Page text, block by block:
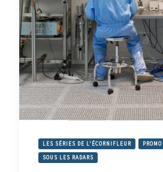
LES SÉRIES DE L'ÉCORNIFLEUR
SOUS LES RADARS